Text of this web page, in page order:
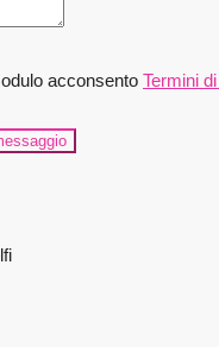
acconsento Termini